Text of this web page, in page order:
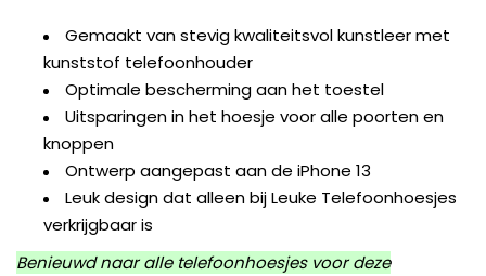
Gemaakt van stevig kwaliteitsvol kunstleer met
kunststof telefoonhouder
Optimale bescherming aan het toestel
Uitsparingen in het hoesje voor alle poorten en
knoppen
Ontwerp aangepast aan de iPhone 13
Leuk design dat alleen bij Leuke Telefoonhoesjes
verkrijgbaar is
Benieuwd naar alle telefoonhoesjes voor deze